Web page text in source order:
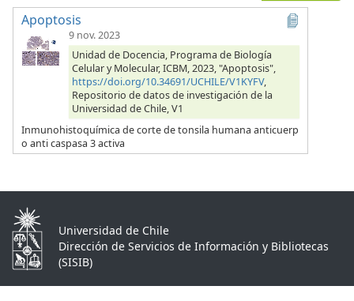
Apoptosis
9 nov. 2023
Unidad de Docencia, Programa de Biología
Celular y Molecular, ICBM, 2023, "Apoptosis",
https://doi.org/10.34691/UCHILE/V1KYFV,
Repositorio de datos de investigación de la
Universidad de Chile, V1
Inmunohistoquímica de corte de tonsila humana anticuerp
o anti caspasa 3 activa
Universidad de Chile
Dirección de Servicios de Información y Bibliotecas
(SISIB)